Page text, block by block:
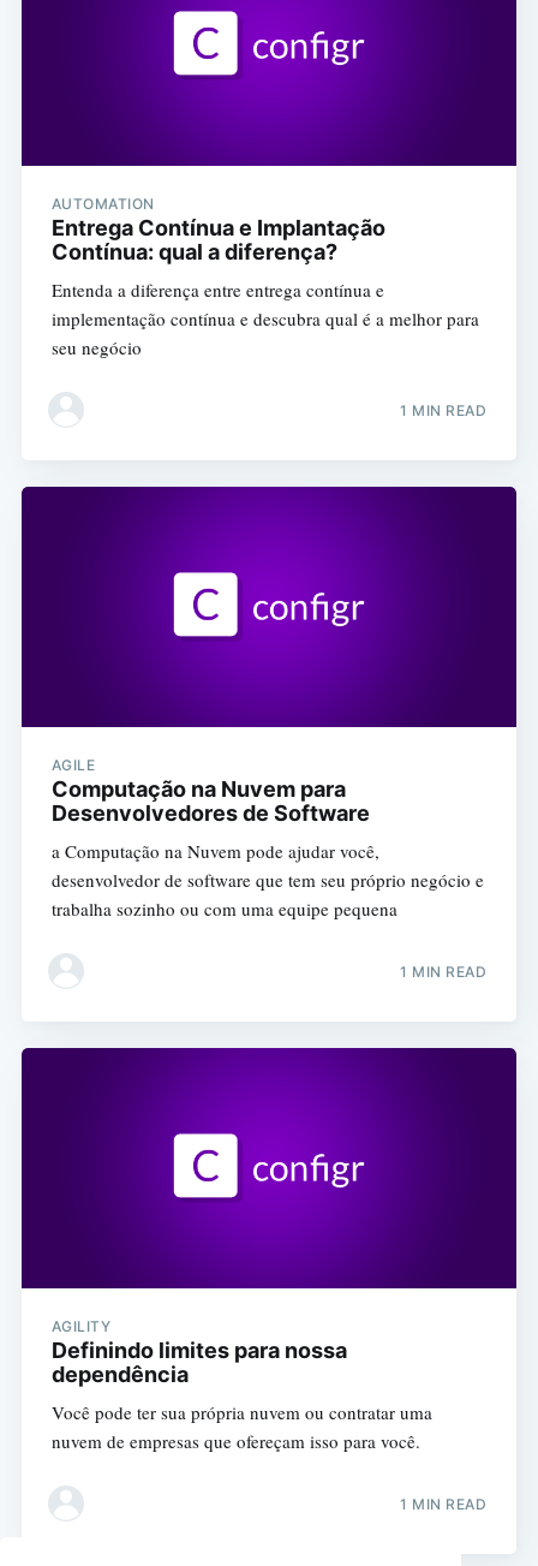
AUTOMATION
Entrega Contínua e Implantação
Contínua: qual a diferença?
Entenda a diferença entre entrega contínua e
implementação contínua e descubra qual é a melhor para
seu negócio
1 MIN READ
AGILE
Computação na Nuvem para
Desenvolvedores de Software
a Computação na Nuvem pode ajudar você,
desenvolvedor de software que tem seu próprio negócio e
trabalha sozinho ou com uma equipe pequena
1 MIN READ
AGILITY
Definindo limites para nossa
dependência
Você pode ter sua própria nuvem ou contratar uma
nuvem de empresas que ofereçam isso para você.
1 MIN READ